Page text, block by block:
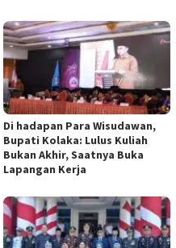
Di hadapan Para Wisudawan,
Bupati Kolaka: Lulus Kuliah
Bukan Akhir, Saatnya Buka
Lapangan Kerja